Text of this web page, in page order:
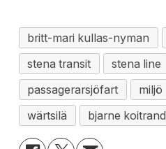
britt-mari kullas-nyman
stena transit
stena line
passagerarsjöfart
miljö
wärtsilä
bjarne koitrand